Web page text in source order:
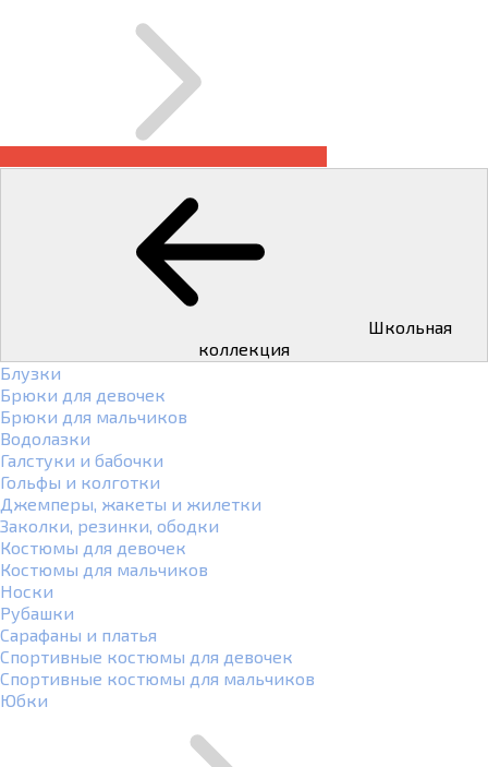
коллекция
Блузки
Брюки для девочек
Брюки для мальчиков
Водолазки
Галстуки и бабочки
Гольфы и колготки
Джемперы, жакеты и жилетки
Заколки, резинки, ободки
Костюмы для девочек
Костюмы для мальчиков
Носки
Рубашки
Сарафаны и платья
Спортивные костюмы для девочек
Спортивные костюмы для мальчиков
Юбки